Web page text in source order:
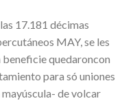
17.181 décimas
MAY, ​​se les
quedaroncon
​​para só uniones
de volcar